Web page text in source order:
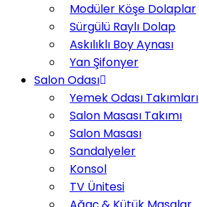
Modüler Köşe Dolaplar
Sürgülü Raylı Dolap
Askılıklı Boy Aynası
Yan Şifonyer
Salon Odası
Yemek Odası Takımları
Salon Masası Takımı
Salon Masası
Sandalyeler
Konsol
TV Ünitesi